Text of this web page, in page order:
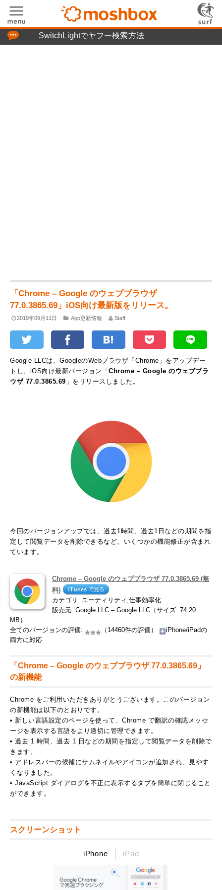
SwitchLightでヤフー検索方法
「Chrome – Google のウェブブラウザ
77.0.3865.69」iOS向け最新版をリリース。
2019年09月11日 App更新情報 Staff
Google LLCは、GoogleのWebブラウザ「Chrome」をアップデー
トし、iOS向け最新バージョン「Chrome – Google のウェブブラ
ウザ 77.0.3865.69 」をリリースしました。
今回のバージョンアップでは、過去1時間、過去1日などの期間を指
定して閲覧データを削除できるなど、いくつかの機能修正が含まれ
ています。
Chrome – Google のウェブブラウザ 77.0.3865.69 (無
料)
カテゴリ: ユーティリティ,仕事効率化
販売元: Google LLC – Google LLC（サイズ: 74.20
MB）
全てのバージョンの評価:
（14460件の評価）
iPhone/iPadの
両方に対応
「Chrome – Google のウェブブラウザ 77.0.3865.69」
の新機能
Chrome をご利用いただきありがとうございます。このバージョン
の新機能は以下のとおりです。
• 新しい言語設定のページを使って、Chrome で翻訳の確認メッセ
ージを表示する言語をより適切に管理できます。
• 過去 1 時間、過去 1 日などの期間を指定して閲覧データを削除で
きます。
• アドレスバーの候補にサムネイルやアイコンが追加され、見やす
くなりました。
• JavaScript ダイアログを不正に表示するタブを簡単に閉じること
ができます。
スクリーンショット
iPhone iPad
「つぶやき」の使い方